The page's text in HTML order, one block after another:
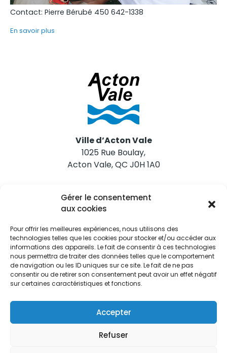
Gérer le consentement
aux cookies
Pour offrir les meilleures expériences, nous utilisons des
technologies telles que les cookies pour stocker et/ou accéder aux
informations des appareils. Le fait de consentir à ces technologies
nous permettra de traiter des données telles que le comportement
de navigation ou les ID uniques sur ce site. Le fait de ne pas
consentir ou de retirer son consentement peut avoir un effet négatif
sur certaines caractéristiques et fonctions.
Accepter
Refuser
Contact: Pierre Bérubé 450 642-1338
En savoir plus
Ville d’Acton Vale
1025 Rue Boulay,
Acton Vale, QC J0H 1A0
Nous joindre
Tél. 450 546-2703
Restez informés
Abonnez-vous aux alertes municipales
Je m'abonne